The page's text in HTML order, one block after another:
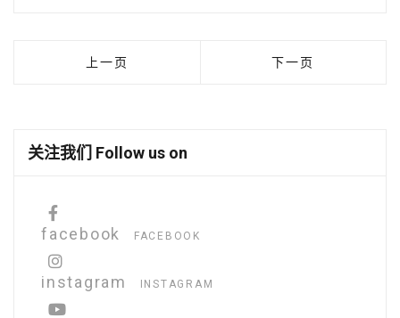
上一篇文章: 林伟贞传道（探访/中崇2）
上一页 下一篇文章: 吴俊
下一页
关注我们 Follow us on
facebook FACEBOOK
instagram INSTAGRAM